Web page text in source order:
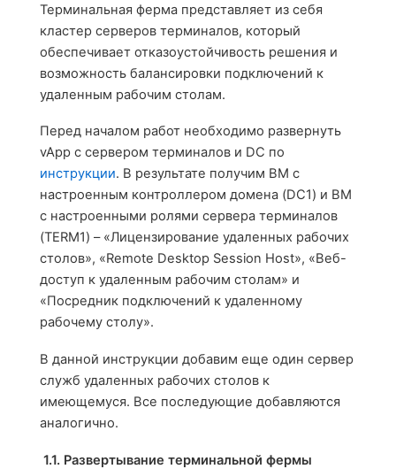
Терминальная ферма представляет из себя
кластер серверов терминалов, который
обеспечивает отказоустойчивость решения и
возможность балансировки подключений к
удаленным рабочим столам.
Перед началом работ необходимо развернуть
vApp с сервером терминалов и DC по
инструкции. В результате получим ВМ с
настроенным контроллером домена (DC1) и ВМ
с настроенными ролями сервера терминалов
(TERM1) – «Лицензирование удаленных рабочих
столов», «Remote Desktop Session Host», «Веб-
доступ к удаленным рабочим столам» и
«Посредник подключений к удаленному
рабочему столу».
В данной инструкции добавим еще один сервер
служб удаленных рабочих столов к
имеющемуся. Все последующие добавляются
аналогично.
1.1. Развертывание терминальной фермы